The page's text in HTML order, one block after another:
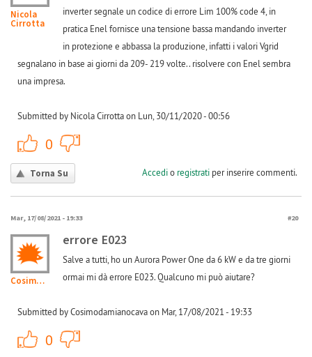
Nicola
Cirrotta
inverter segnale un codice di errore Lim 100% code 4, in
pratica Enel fornisce una tensione bassa mandando inverter
in protezione e abbassa la produzione, infatti i valori Vgrid
segnalano in base ai giorni da 209- 219 volte.. risolvere con Enel sembra
una impresa.
Submitted by Nicola Cirrotta on Lun, 30/11/2020 - 00:56
0
Torna Su Accedio registratiper inserire commenti.
Mar, 17/08/2021 - 19:33 #20
Cosimodamianocava
errore E023
Salve a tutti, ho un Aurora Power One da 6 kW e da tre giorni
ormai mi dà errore E023. Qualcuno mi può aiutare?
Submitted by Cosimodamianocava on Mar, 17/08/2021 - 19:33
0